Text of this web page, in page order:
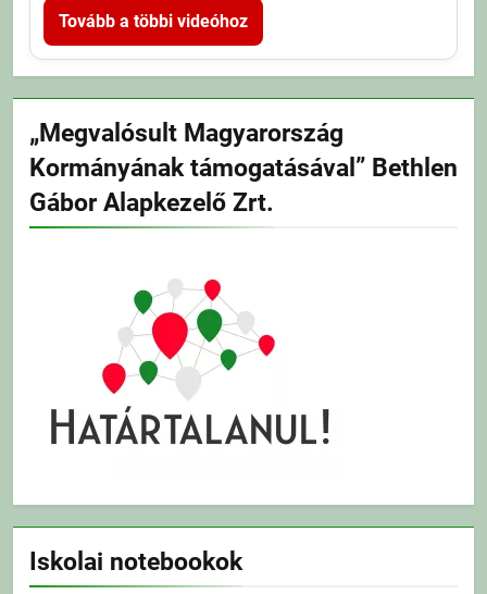
Tovább a többi videóhoz
„Megvalósult Magyarország
Kormányának támogatásával” Bethlen
Gábor Alapkezelő Zrt.
Iskolai notebookok